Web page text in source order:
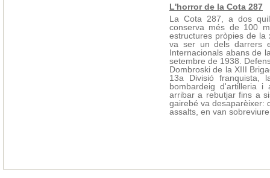
L'horror de la Cota 287
La Cota 287, a dos
conserva més de 100
estructures pròpies de la
va ser un dels darrers
Internacionals abans de
setembre de 1938.
Dombroski de la XIII
13a Divisió franquista,
bombardeig d'artilleria i
arribar a rebutjar fins a
gairebé va desaparèixer:
assalts, en van